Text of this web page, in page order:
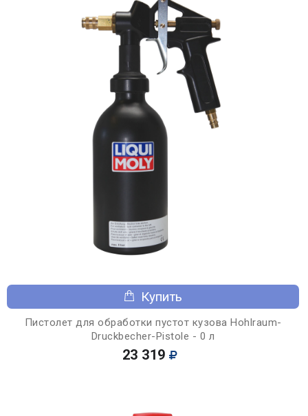
Купить
Пистолет для обработки пустот кузова Hohlraum-
Druckbecher-Pistole - 0 л
23 319